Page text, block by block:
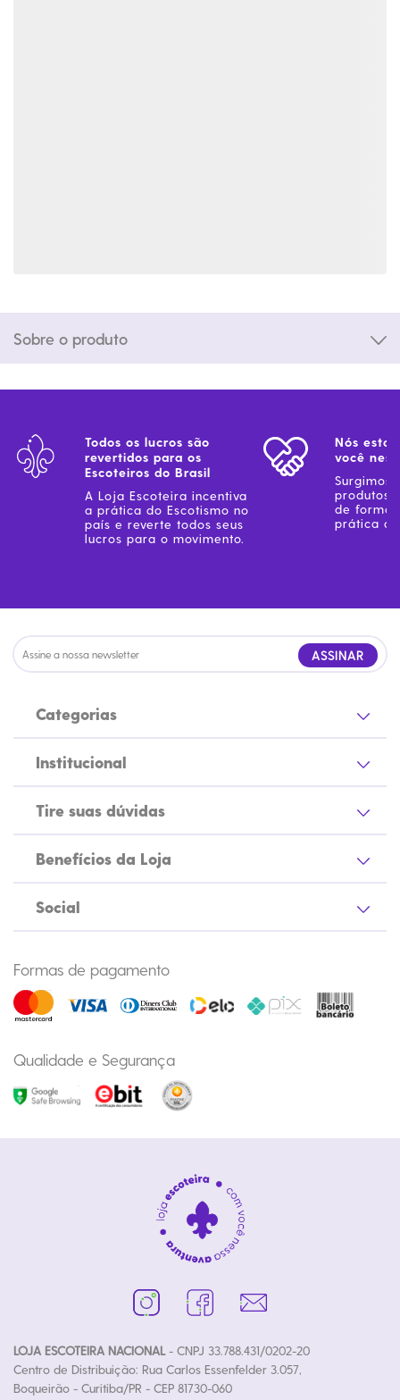
Sobre o produto
Todos os lucros são
revertidos para os
Escoteiros do Brasil
A Loja Escoteira incentiva
a prática do Escotismo no
país e reverte todos seus
lucros para o movimento.
Nós
você
Surgimos
produtos
de forma
prática
ASSINAR
Categorias
Institucional
Tire suas dúvidas
Benefícios da Loja
Social
Formas de pagamento
Qualidade e Segurança
LOJA ESCOTEIRA NACIONAL- CNPJ 33.788.431/0202-20
Centro de Distribuição: Rua Carlos Essenfelder 3.057,
Boqueirão - Curitiba/PR - CEP 81730-060